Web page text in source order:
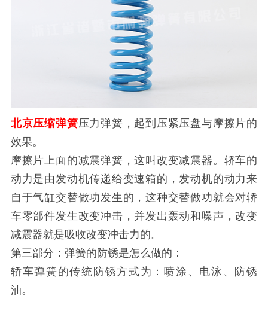
北京压缩弹簧压力弹簧，起到压紧压盘与摩擦片的
效果。
摩擦片上面的减震弹簧，这叫改变减震器。轿车的
动力是由发动机传递给变速箱的，发动机的动力来
自于气缸交替做功发生的，这种交替做功就会对轿
车零部件发生改变冲击，并发出轰动和噪声，改变
减震器就是吸收改变冲击力的。
第三部分：弹簧的防锈是怎么做的：
轿车弹簧的传统防锈方式为：喷涂、电泳、防锈
油。